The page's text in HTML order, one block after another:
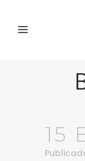
15